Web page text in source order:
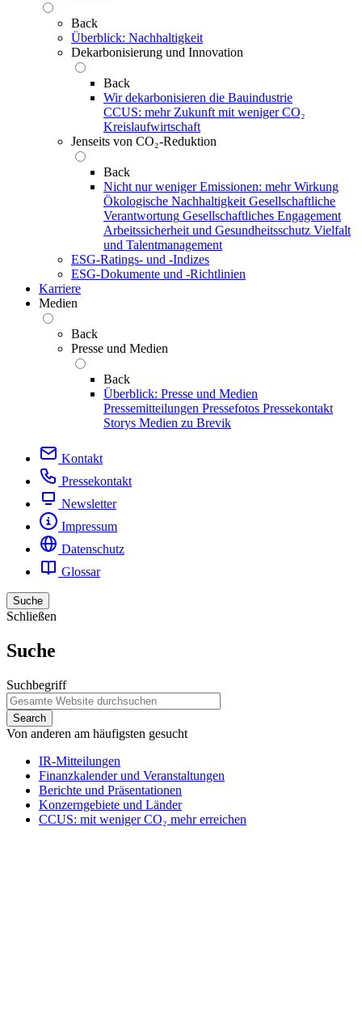
Back
Überblick: Nachhaltigkeit
Dekarbonisierung und Innovation
Back
Wir dekarbonisieren die Bauindustrie
CCUS: mehr Zukunft mit weniger CO₂
Kreislaufwirtschaft
Jenseits von CO₂-Reduktion
Back
Nicht nur weniger Emissionen: mehr Wirkung
Ökologische Nachhaltigkeit Gesellschaftliche
Verantwortung Gesellschaftliches Engagement
Arbeitssicherheit und Gesundheitsschutz Vielfalt
und Talentmanagement
ESG-Ratings- und ‑Indizes
ESG-Dokumente und ‑Richtlinien
Karriere
Medien
Back
Presse und Medien
Back
Überblick: Presse und Medien
Pressemitteilungen Pressefotos Pressekontakt
Storys Medien zu Brevik
Kontakt
Pressekontakt
Newsletter
Impressum
Datenschutz
Glossar
Suche
Schließen
Suche
Suchbegriff
Von anderen am häufigsten gesucht
IR-Mitteilungen
Finanzkalender und Veranstaltungen
Berichte und Präsentationen
Konzerngebiete und Länder
CCUS: mit weniger CO₂ mehr erreichen